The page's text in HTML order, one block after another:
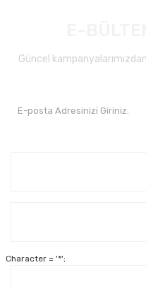
Güncel
Character = '*';